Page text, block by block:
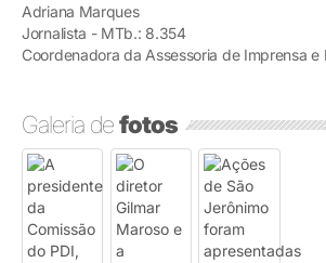
Adriana Marques
Jornalista - MTb.: 8.354
Coordenadora da Assessoria de Imprensa e
Galeria defotos